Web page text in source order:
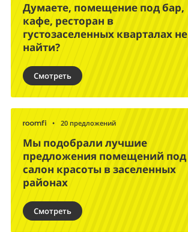
Думаете, помещение под бар,
кафе, ресторан в
густозаселенных кварталах не
найти?
Смотреть
• 20 предложений
Мы подобрали лучшие
предложения помещений под
салон красоты в заселенных
районах
Смотреть